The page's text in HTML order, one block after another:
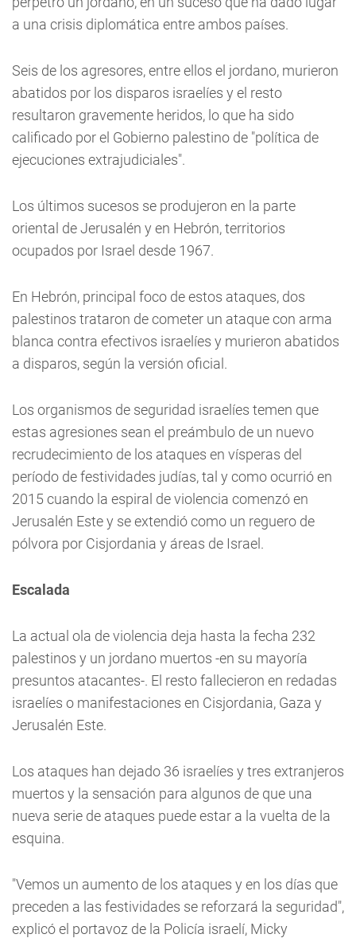
a una crisis diplomática entre ambos países.
Seis de los agresores, entre ellos el jordano, murieron
abatidos por los disparos israelíes y el resto
resultaron gravemente heridos, lo que ha sido
calificado por el Gobierno palestino de "política de
ejecuciones extrajudiciales".
Los últimos sucesos se produjeron en la parte
oriental de Jerusalén y en Hebrón, territorios
ocupados por Israel desde 1967.
En Hebrón, principal foco de estos ataques, dos
palestinos trataron de cometer un ataque con arma
blanca contra efectivos israelíes y murieron abatidos
a disparos, según la versión oficial.
Los organismos de seguridad israelíes temen que
estas agresiones sean el preámbulo de un nuevo
recrudecimiento de los ataques en vísperas del
período de festividades judías, tal y como ocurrió en
2015 cuando la espiral de violencia comenzó en
Jerusalén Este y se extendió como un reguero de
pólvora por Cisjordania y áreas de Israel.
Escalada
La actual ola de violencia deja hasta la fecha 232
palestinos y un jordano muertos -en su mayoría
presuntos atacantes-. El resto fallecieron en redadas
israelíes o manifestaciones en Cisjordania, Gaza y
Jerusalén Este.
Los ataques han dejado 36 israelíes y tres extranjeros
muertos y la sensación para algunos de que una
nueva serie de ataques puede estar a la vuelta de la
esquina.
"Vemos un aumento de los ataques y en los días que
preceden a las festividades se reforzará la seguridad",
explicó el portavoz de la Policía israelí, Micky